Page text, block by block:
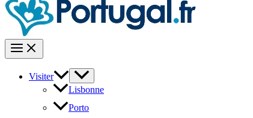
Visiter
Lisbonne
Porto